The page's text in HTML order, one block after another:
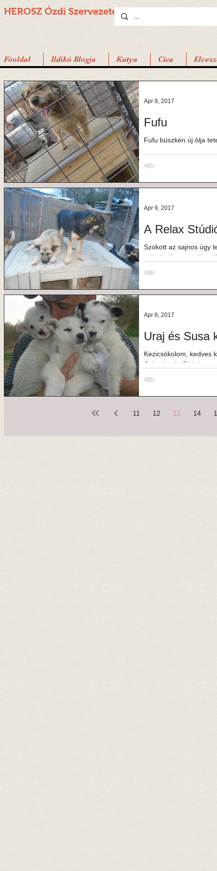
HEROSZ Ózdi Szervezete
Föoldal Ildikó Blogja Kutya Cica
Fufu
Fufu büszkén új ólja
Apr 9, 2017
A Relax
Szokott az sajnos úgy
velünk, újra meg újra
Apr 9, 2017
Uraj és Susa
Kezicsókolom, kedves
Csinszka és Fótinka
Apr 8, 2017
11 12 13 14